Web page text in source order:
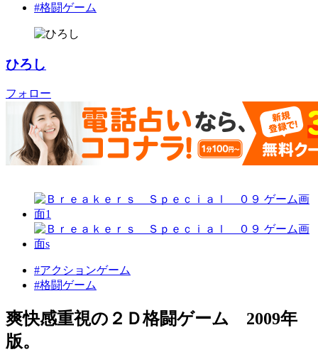
#格闘ゲーム
ひろし
フォロー
#アクションゲーム
#格闘ゲーム
爽快感重視の２Ｄ格闘ゲーム 2009年
版。